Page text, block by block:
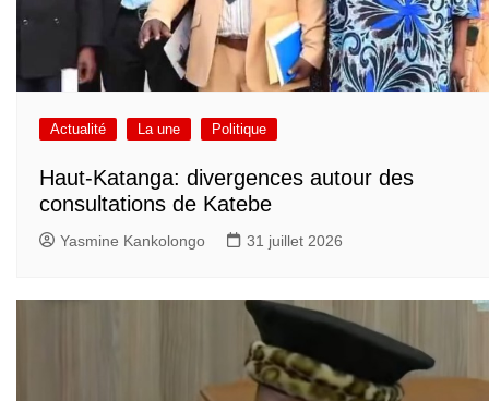
Actualité La une Politique
Haut-Katanga: divergences autour des
consultations de Katebe
Yasmine Kankolongo 31 juillet 2026